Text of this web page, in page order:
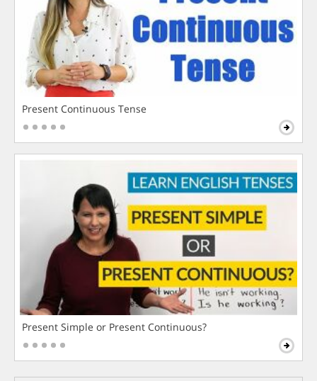
Present Continuous Tense
Present Simple or Present Continuous?